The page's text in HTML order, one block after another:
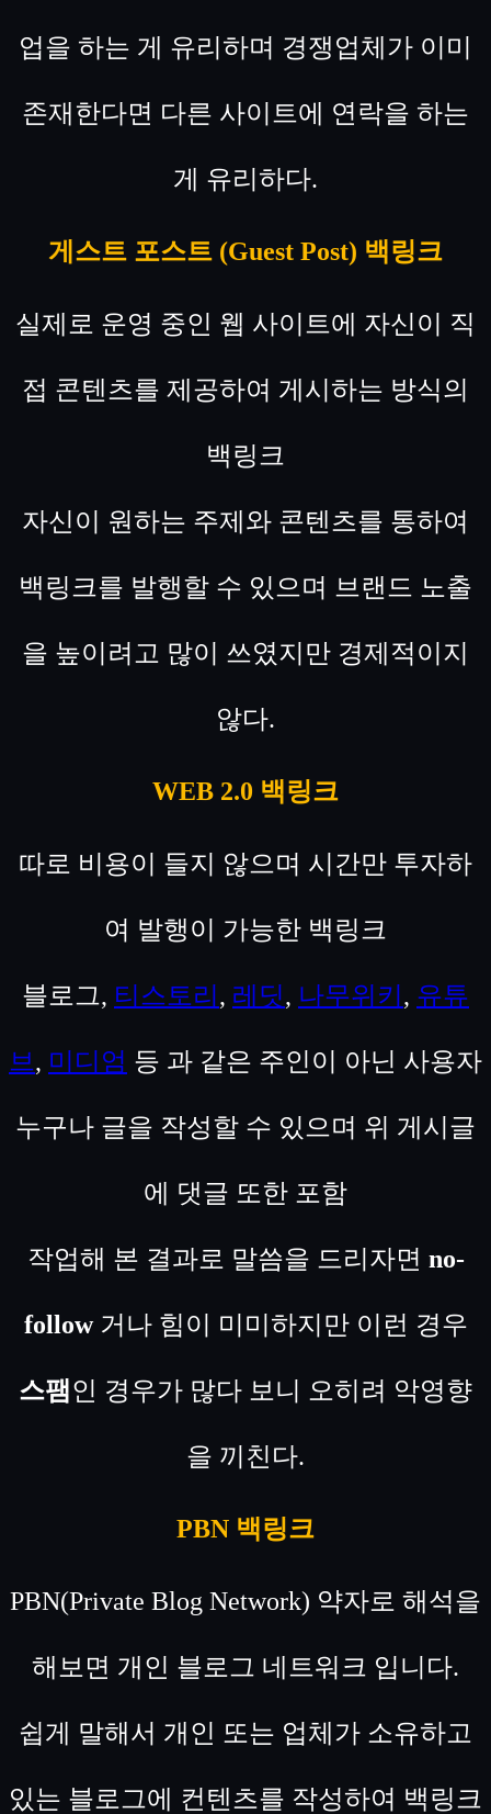
업을 하는 게 유리하며 경쟁업체가 이미
존재한다면 다른 사이트에 연락을 하는
게 유리하다.
게스트 포스트 (Guest Post) 백링크
실제로 운영 중인 웹 사이트에 자신이 직
접 콘텐츠를 제공하여 게시하는 방식의
백링크
자신이 원하는 주제와 콘텐츠를 통하여
백링크를 발행할 수 있으며 브랜드 노출
을 높이려고 많이 쓰였지만 경제적이지
않다.
WEB 2.0 백링크
따로 비용이 들지 않으며 시간만 투자하
여 발행이 가능한 백링크
블로그, 티스토리 , 레딧, 나무위키 , 유튜
브, 미디엄 등 과 같은 주인이 아닌 사용자
누구나 글을 작성할 수 있으며 위 게시글
에 댓글 또한 포함
작업해 본 결과로 말씀을 드리자면 no-
follow거나 힘이 미미하지만 이런 경우
스팸인 경우가 많다 보니 오히려 악영향
을 끼친다.
PBN 백링크
PBN(Private Blog Network) 약자로 해석을
해보면 개인 블로그 네트워크 입니다.
쉽게 말해서 개인 또는 업체가 소유하고
있는 블로그에 컨텐츠를 작성하여 백링크